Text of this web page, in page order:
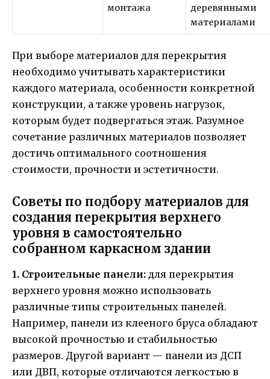
монтажа
деревянными
материалами
При выборе материалов для перекрытия
необходимо учитывать характеристики
каждого материала, особенности конкретной
конструкции, а также уровень нагрузок,
которым будет подвергаться этаж. Разумное
сочетание различных материалов позволяет
достичь оптимального соотношения
стоимости, прочности и эстетичности.
Советы по подбору материалов для
создания перекрытия верхнего
уровня в самостоятельно
собранном каркасном здании
1. Строительные панели: для перекрытия
верхнего уровня можно использовать
различные типы строительных панелей.
Например, панели из клееного бруса обладают
высокой прочностью и стабильностью
размеров. Другой вариант — панели из ДСП
или ДВП, которые отличаются легкостью в